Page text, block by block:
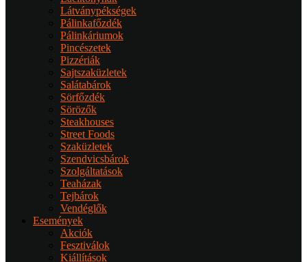
Látványpékségek
Pálinkafőzdék
Pálinkáriumok
Pincészetek
Pizzériák
Sajtszaküzletek
Salátabárok
Sörfőzdék
Sörözők
Steakhouses
Street Foods
Szaküzletek
Szendvicsbárok
Szolgáltatások
Teaházak
Tejbárok
Vendéglők
Események
Akciók
Fesztiválok
Kiállítások